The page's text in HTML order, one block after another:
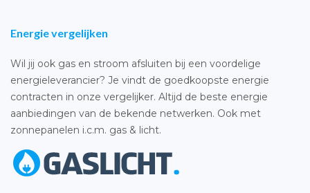
Energie vergelijken
Wil jij ook gas en stroom afsluiten bij een voordelige
energieleverancier? Je vindt de goedkoopste energie
contracten in onze vergelijker. Altijd de beste energie
aanbiedingen van de bekende netwerken. Ook met
zonnepanelen i.c.m. gas & licht.